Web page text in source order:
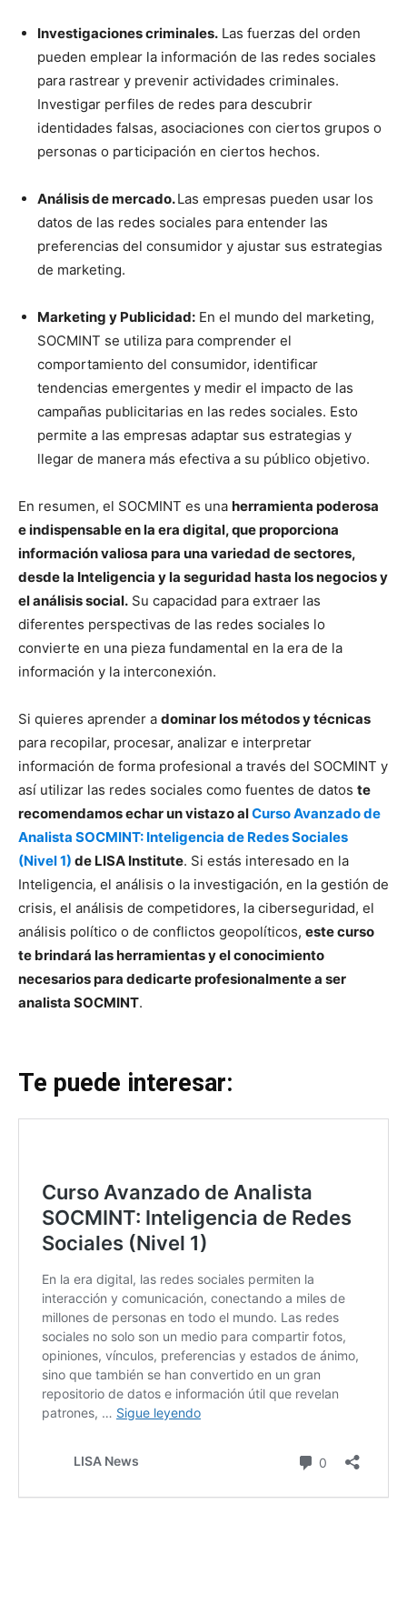
Investigaciones criminales. Las fuerzas del orden
pueden emplear la información de las redes sociales
para rastrear y prevenir actividades criminales.
Investigar perfiles de redes para descubrir
identidades falsas, asociaciones con ciertos grupos o
personas o participación en ciertos hechos.
Análisis de mercado.Las empresas pueden usar los
datos de las redes sociales para entender las
preferencias del consumidor y ajustar sus estrategias
de marketing.
Marketing y Publicidad: En el mundo del marketing,
SOCMINT se utiliza para comprender el
comportamiento del consumidor, identificar
tendencias emergentes y medir el impacto de las
campañas publicitarias en las redes sociales. Esto
permite a las empresas adaptar sus estrategias y
llegar de manera más efectiva a su público objetivo.
En resumen, el SOCMINT es una herramienta poderosa
e indispensable en la era digital, que proporciona
información valiosa para una variedad de sectores,
desde la Inteligencia y la seguridad hasta los negocios y
el análisis social. Su capacidad para extraer las
diferentes perspectivas de las redes sociales lo
convierte en una pieza fundamental en la era de la
información y la interconexión.
Si quieres aprender a dominar los métodos y técnicas
para recopilar, procesar, analizar e interpretar
información de forma profesional a través del SOCMINT y
así utilizar las redes sociales como fuentes de datos te
recomendamos echar un vistazo alCurso Avanzado de
Analista SOCMINT: Inteligencia de Redes Sociales
(Nivel 1) de LISA Institute. Si estás interesado en la
Inteligencia, el análisis o la investigación, en la gestión de
crisis, el análisis de competidores, la ciberseguridad, el
análisis político o de conflictos geopolíticos, este curso
te brindará las herramientas y el conocimiento
necesarios para dedicarte profesionalmente a ser
analista SOCMINT.
Te puede interesar: